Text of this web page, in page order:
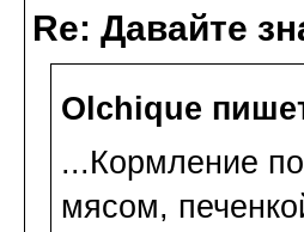
Re: Давайте
Olchique
...Кормление
мясом,